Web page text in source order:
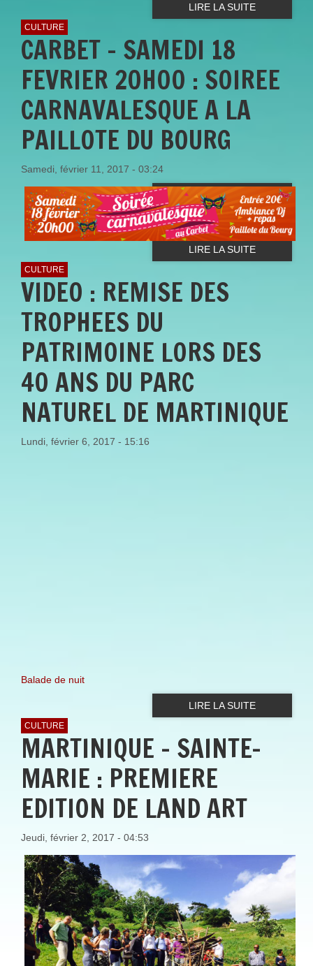
LIRE LA SUITE
CULTURE
CARBET - SAMEDI 18
FEVRIER 20H00 : SOIREE
CARNAVALESQUE A LA
PAILLOTE DU BOURG
Samedi, février 11, 2017 - 03:24
LIRE LA SUITE
CULTURE
VIDEO : REMISE DES
TROPHEES DU
PATRIMOINE LORS DES
40 ANS DU PARC
NATUREL DE MARTINIQUE
Lundi, février 6, 2017 - 15:16
Balade de nuit
LIRE LA SUITE
CULTURE
MARTINIQUE - SAINTE-
MARIE : PREMIERE
EDITION DE LAND ART
Jeudi, février 2, 2017 - 04:53